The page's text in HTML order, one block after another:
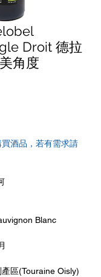
Droit 德拉
角度
酒品，若有需求請
Blanc
區(Touraine Oisly)